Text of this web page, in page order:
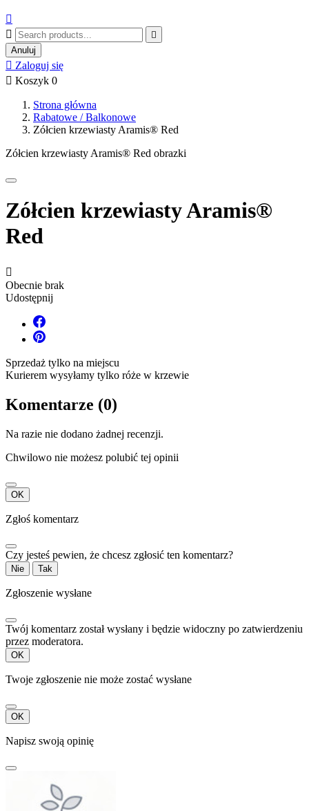



Anuluj
 Zaloguj się
 Koszyk 0
Strona główna
Rabatowe / Balkonowe
Zółcien krzewiasty Aramis® Red
Zółcien krzewiasty Aramis® Red obrazki
Zółcien krzewiasty Aramis®
Red

Obecnie brak
Udostępnij
Sprzedaż tylko na miejscu
Kurierem wysyłamy tylko róże w krzewie
Komentarze (0)
Na razie nie dodano żadnej recenzji.
Chwilowo nie możesz polubić tej opinii
OK
Zgłoś komentarz
Czy jesteś pewien, że chcesz zgłosić ten komentarz?
Nie Tak
Zgłoszenie wysłane
Twój komentarz został wysłany i będzie widoczny po zatwierdzeniu
przez moderatora.
OK
Twoje zgłoszenie nie może zostać wysłane
OK
Napisz swoją opinię